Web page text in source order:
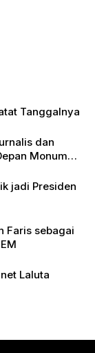
Tanggalnya
dan
Monumen
jadi Presiden
Faris sebagai
Laluta